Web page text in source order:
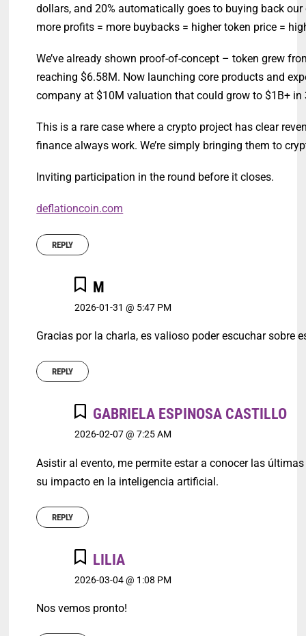
dollars, and 20% automatically goes to buying back
more profits = more buybacks = higher token price =
We’ve already shown proof-of-concept – token grew
reaching $6.58M. Now launching core products and
company at $10M valuation that could grow to $1B+ in
This is a rare case where a crypto project has clear
finance always work. We’re simply bringing them to
Inviting participation in the round before it closes.
deflationcoin.com
REPLY
M
2026-01-31 @ 5:47 PM
Gracias por la charla, es valioso poder escuchar sobre
REPLY
GABRIELA ESPINOSA CASTILLO
2026-02-07 @ 7:25 AM
Asistir al evento, me permite estar a conocer las
su impacto en la inteligencia artificial.
REPLY
LILIA
2026-03-04 @ 1:08 PM
Nos vemos pronto!